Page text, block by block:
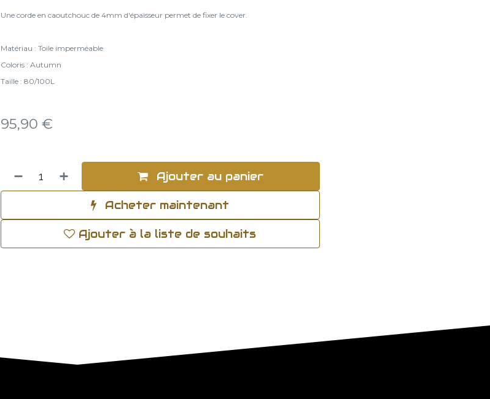
Une corde en caoutchouc de 4mm d'épaisseur permet de fixer le cover.
Matériau : Toile imperméable
Coloris : Autumn
Taille : 80/100L
95,90 €
Ajouter au panier
Acheter maintenant
Ajouter à la liste de souhaits